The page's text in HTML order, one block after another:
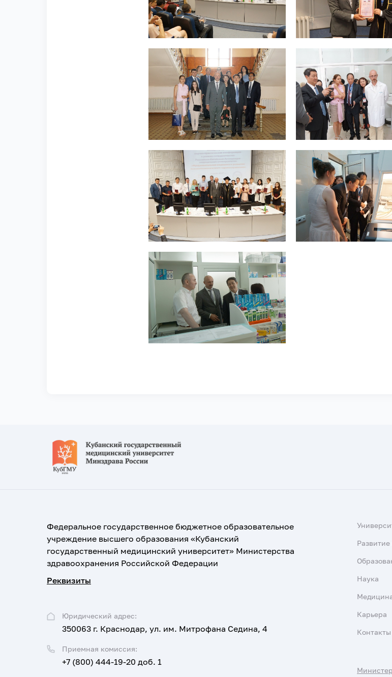
Федеральное государственное бюджетное образовательное
учреждение высшего образования «Кубанский
государственный медицинский университет» Министерства
здравоохранения Российской Федерации
Реквизиты
Юридический адрес:
350063 г. Краснодар, ул. им. Митрофана Седина, 4
Приемная комиссия:
+7 (800) 444-19-20 доб. 1
Наука
Карьера
Контакты